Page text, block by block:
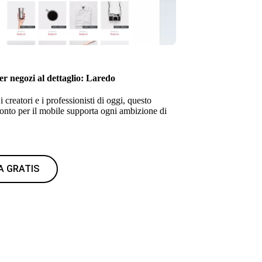
negozi al dettaglio: Laredo
creatori e i professionisti di oggi, questo
per il mobile supporta ogni ambizione di
GRATIS